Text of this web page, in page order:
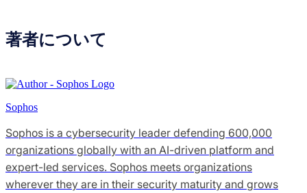
著者について
Sophos
Sophos is a cybersecurity leader defending 600,000
organizations globally with an AI-driven platform and
expert-led services. Sophos meets organizations
wherever they are in their security maturity and grows